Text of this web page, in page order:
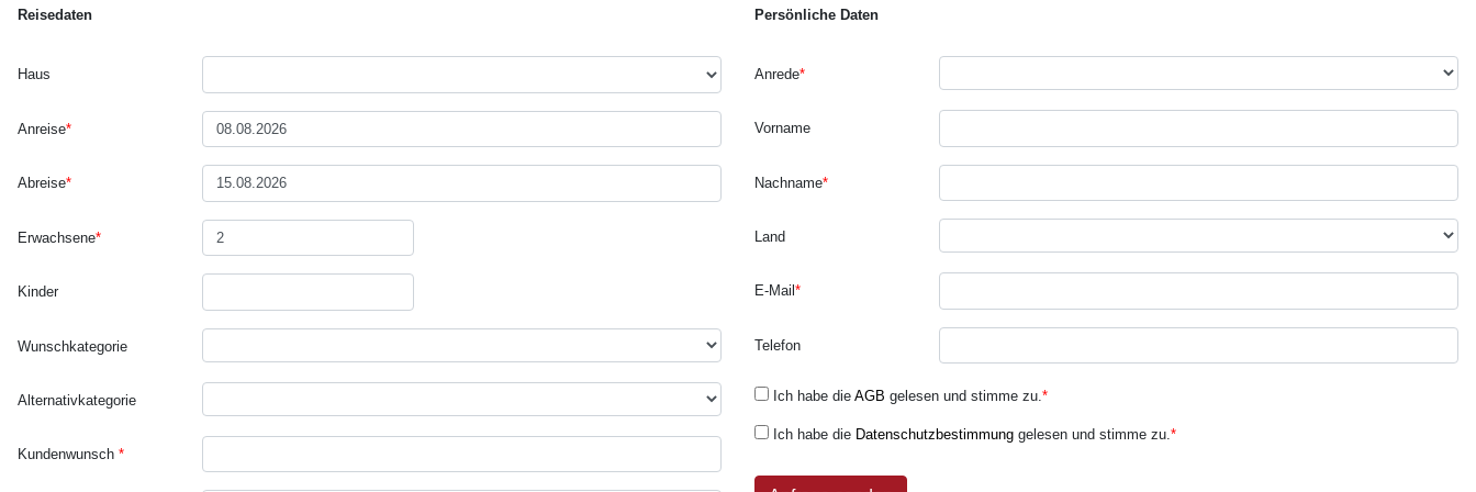
Reisedaten
Haus
Anreise*
Abreise*
Erwachsene*
Kinder
Wunsch­kategorie
Alternativ­kategorie
Kundenwunsch *
Persönliche Daten
Anrede*
Vorname
Nachname*
Land
E-Mail *
Telefon
Ich habe die AGB gelesen und stimme zu.*
Ich habe die Datenschutzbestimmung gelesen und stimme zu.*